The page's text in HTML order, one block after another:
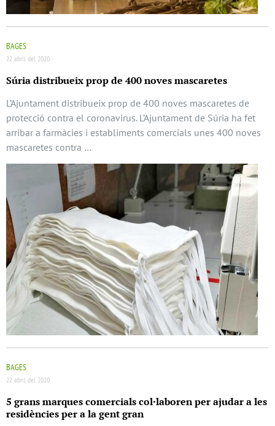
BAGES
22 abril del 2020
Súria distribueix prop de 400 noves mascaretes
L’Ajuntament distribueix prop de 400 noves mascaretes de
protecció contra el coronavirus. L’Ajuntament de Súria ha fet
arribar a farmàcies i establiments comercials unes 400 noves
mascaretes contra …
BAGES
22 abril del 2020
5 grans marques comercials col·laboren per ajudar a les
residències per a la gent gran